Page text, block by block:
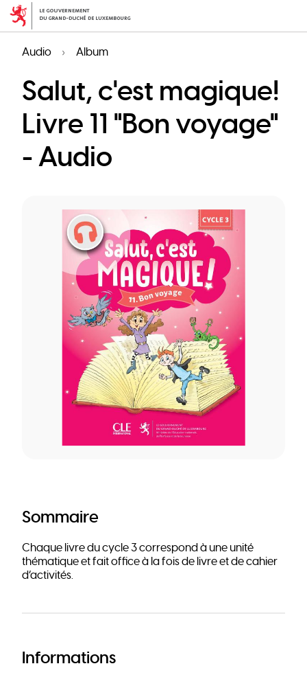
Aller
au
principal
Audio Album
Salut, c'est magique!
Livre 11 "Bon voyage"
- Audio
Sommaire
Chaque livre du cycle 3 correspond à une unité
thématique et fait office à la fois de livre et de cahier
d’activités.
Informations